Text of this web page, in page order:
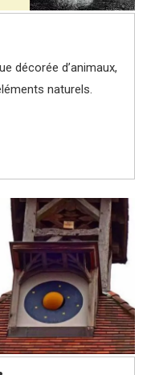
décorée d’animaux,
naturels.